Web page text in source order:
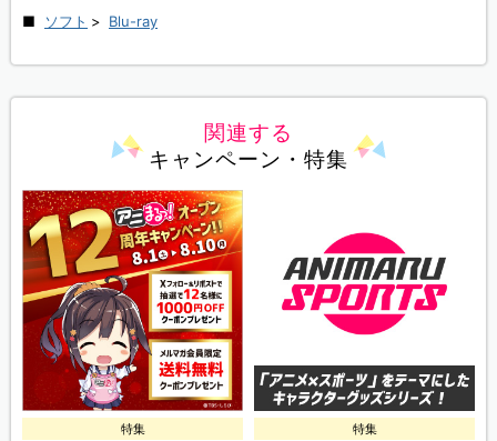
ソフト > Blu-ray
関連する
キャンペーン・特集
特集 特集